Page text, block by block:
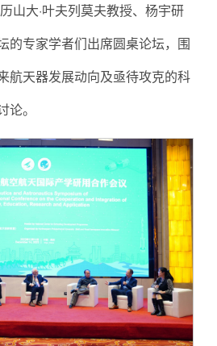
山大·叶夫列莫夫教授、杨宇研
的专家学者们出席圆桌论坛，围
航天器发展动向及亟待攻克的科
。